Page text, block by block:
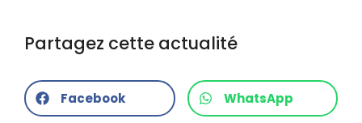
Partagez cette actualité
Facebook WhatsApp